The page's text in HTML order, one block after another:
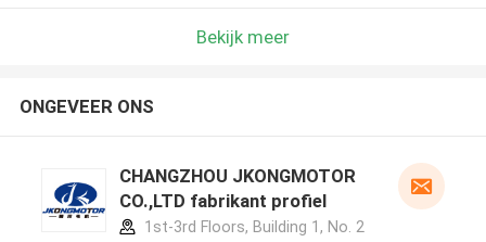
Bekijk meer
ONGEVEER ONS
CHANGZHOU JKONGMOTOR
CO.,LTD fabrikant profiel
1st-3rd Floors, Building 1, No. 2